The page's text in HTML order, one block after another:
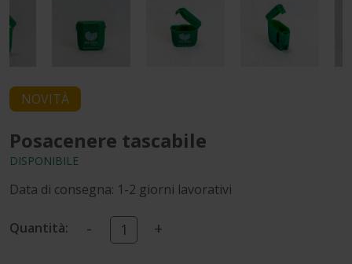
NOVITÀ
Posacenere tascabile
DISPONIBILE
Data di consegna: 1-2 giorni lavorativi
Quantità: - +